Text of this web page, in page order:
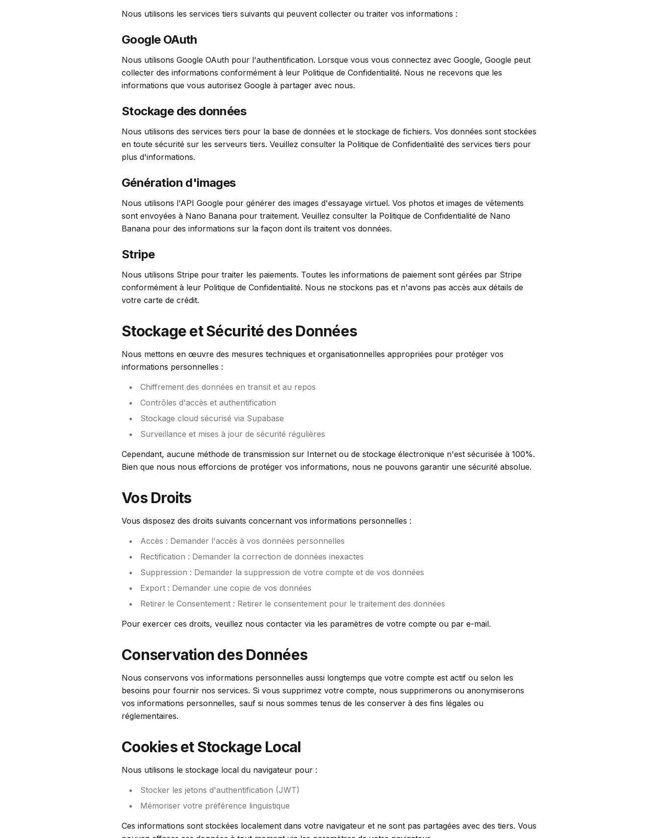
Nous utilisons les services tiers suivants qui peuvent collecter ou traiter vos informations :
Google OAuth
Nous utilisons Google OAuth pour l'authentification. Lorsque vous vous connectez avec Google, Google peut
collecter des informations conformément à leur Politique de Confidentialité. Nous ne recevons que les
informations que vous autorisez Google à partager avec nous.
Stockage des données
Nous utilisons des services tiers pour la base de données et le stockage de fichiers. Vos données sont stockées
en toute sécurité sur les serveurs tiers. Veuillez consulter la Politique de Confidentialité des services tiers pour
plus d'informations.
Génération d'images
Nous utilisons l'API Google pour générer des images d'essayage virtuel. Vos photos et images de vêtements
sont envoyées à Nano Banana pour traitement. Veuillez consulter la Politique de Confidentialité de Nano
Banana pour des informations sur la façon dont ils traitent vos données.
Stripe
Nous utilisons Stripe pour traiter les paiements. Toutes les informations de paiement sont gérées par Stripe
conformément à leur Politique de Confidentialité. Nous ne stockons pas et n'avons pas accès aux détails de
votre carte de crédit.
Stockage et Sécurité des Données
Nous mettons en œuvre des mesures techniques et organisationnelles appropriées pour protéger vos
informations personnelles :
Chiffrement des données en transit et au repos
Contrôles d'accès et authentification
Stockage cloud sécurisé via Supabase
Surveillance et mises à jour de sécurité régulières
Cependant, aucune méthode de transmission sur Internet ou de stockage électronique n'est sécurisée à 100%.
Bien que nous nous efforcions de protéger vos informations, nous ne pouvons garantir une sécurité absolue.
Vos Droits
Vous disposez des droits suivants concernant vos informations personnelles :
Accès : Demander l'accès à vos données personnelles
Rectification : Demander la correction de données inexactes
Suppression : Demander la suppression de votre compte et de vos données
Export : Demander une copie de vos données
Retirer le Consentement : Retirer le consentement pour le traitement des données
Pour exercer ces droits, veuillez nous contacter via les paramètres de votre compte ou par e-mail.
Conservation des Données
Nous conservons vos informations personnelles aussi longtemps que votre compte est actif ou selon les
besoins pour fournir nos services. Si vous supprimez votre compte, nous supprimerons ou anonymiserons
vos informations personnelles, sauf si nous sommes tenus de les conserver à des fins légales ou
réglementaires.
Cookies et Stockage Local
Nous utilisons le stockage local du navigateur pour :
Stocker les jetons d'authentification (JWT)
Mémoriser votre préférence linguistique
Ces informations sont stockées localement dans votre navigateur et ne sont pas partagées avec des tiers. Vous